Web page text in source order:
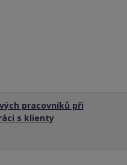
pracovníků při
s klienty